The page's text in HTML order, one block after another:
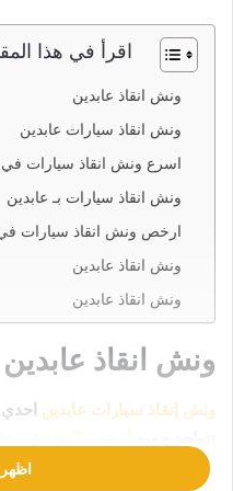
اقرأ في هذا
ونش انقاذ عابدين
ونش انقاذ سيارات عابدين
اسرع ونش انقاذ سيارات في
ونش انقاذ سيارات بـ عابدين
ارخص ونش انقاذ سيارات
ونش انقاذ عابدين
ونش انقاذ عابدين
ونش انقاذ عابدين
ونش إنقاذ سيارات عابدين
سيارتك في امان تام وراحة رقم